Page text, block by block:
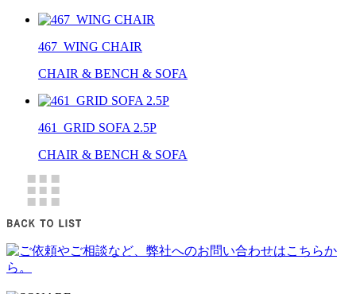
467_WING CHAIR
CHAIR & BENCH & SOFA
461_GRID SOFA 2.5P
CHAIR & BENCH & SOFA